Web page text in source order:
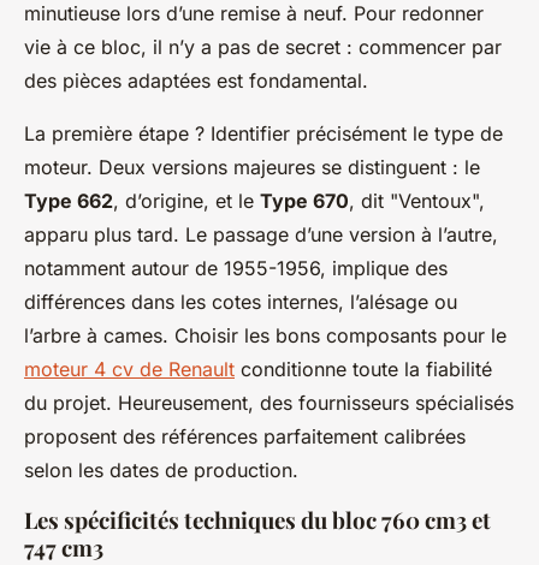
minutieuse lors d’une remise à neuf. Pour redonner
vie à ce bloc, il n’y a pas de secret : commencer par
des pièces adaptées est fondamental.
La première étape ? Identifier précisément le type de
moteur. Deux versions majeures se distinguent : le
Type 662, d’origine, et le Type 670, dit "Ventoux",
apparu plus tard. Le passage d’une version à l’autre,
notamment autour de 1955-1956, implique des
différences dans les cotes internes, l’alésage ou
l’arbre à cames. Choisir les bons composants pour le
moteur 4 cv de Renault conditionne toute la fiabilité
du projet. Heureusement, des fournisseurs spécialisés
proposent des références parfaitement calibrées
selon les dates de production.
Les spécificités techniques du bloc 760 cm3 et
747 cm3